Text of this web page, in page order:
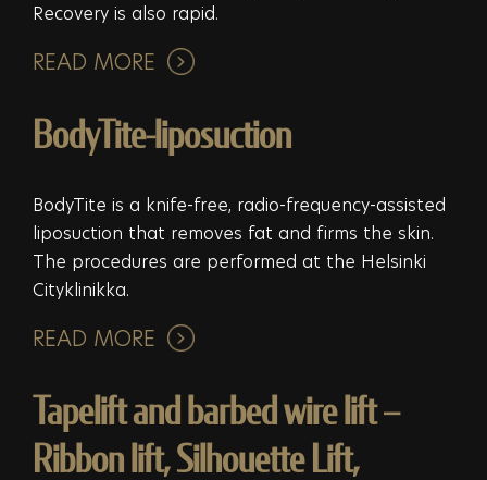
Recovery is also rapid.
READ MORE
BodyTite-liposuction
BodyTite is a knife-free, radio-frequency-assisted
liposuction that removes fat and firms the skin.
The procedures are performed at the Helsinki
Cityklinikka.
READ MORE
Tapelift and barbed wire lift –
Ribbon lift, Silhouette Lift,